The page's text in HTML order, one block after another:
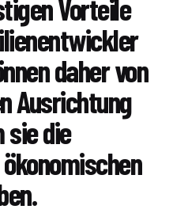
Vorteile
daher von
Ausrichtung
sie die